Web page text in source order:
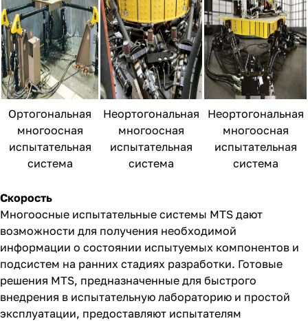
Ортогональная
многоосная
испытательная
система
Неортогональная
многоосная
испытательная
система
Неортогональная
многоосная
испытательная
система
Скорость
Многоосные испытательные системы MTS дают
возможности для получения необходимой
информации о состоянии испытуемых компонентов и
подсистем на ранних стадиях разработки. Готовые
решения MTS, предназначенные для быстрого
внедрения в испытательную лабораторию и простой
эксплуатации, предоставляют испытателям